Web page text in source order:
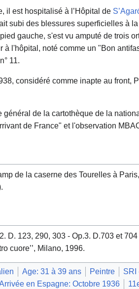
il est hospitalisé à l’Hôpital de
subi des blessures superficielles à
gauche, s'est vu amputé de trois
à l'hôpital, noté comme un "Bon
11.
considéré comme inapte au front,
général de la cartothèque de la
de France" et l'observation
de la caserne des Tourelles à
D. 123, 290, 303 - Op.3. D.703 et
cuore’’, Milano, 1996.
Age: 31 à 39 ans Peintre SRI
en Espagne: Octobre 1936